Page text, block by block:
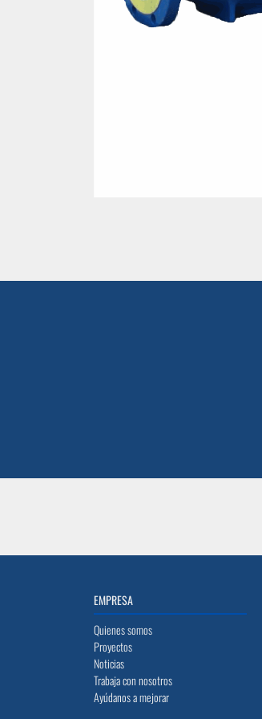
EMPRESA
Quienes somos
Proyectos
Noticias
Trabaja con nosotros
Ayúdanos a mejorar